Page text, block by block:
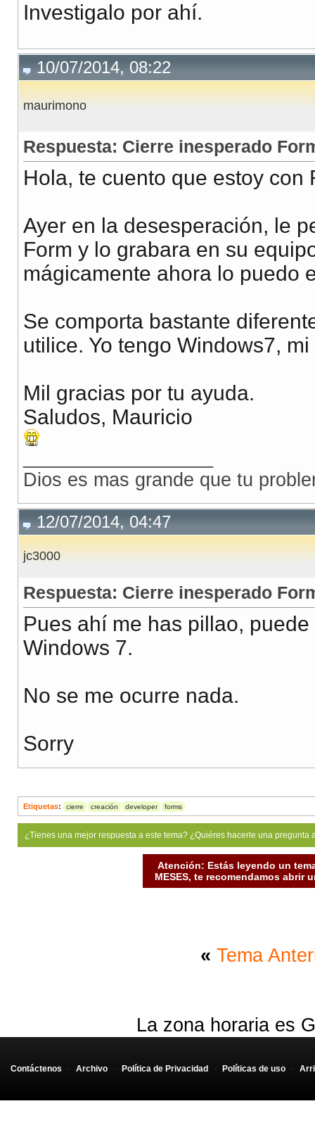
Investigalo por ahí.
10/07/2014, 08:22
maurimono
Respuesta: Cierre inesperado
Hola, te cuento que estoy con
Ayer en la desesperación, le
Form y lo grabara en su
mágicamente ahora lo puedo
Se comporta bastante
utilice. Yo tengo Windows7,
Mil gracias por tu ayuda.
Saludos, Mauricio
Dios es mas grande que tu
12/07/2014, 04:47
jc3000
Respuesta: Cierre inesperado
Pues ahí me has pillao,
Windows 7.
No se me ocurre nada.
Sorry
Etiquetas: cierre creación developer forms
¿Tienes una mejor respuesta a este tema? ¿Quiéres hacerle una
Atención: Estás leyendo un
MESES, te recomendamos abrir
« Tema
La zona horaria es
Contáctenos - Archivo - Política de Privacidad - Políticas de uso -